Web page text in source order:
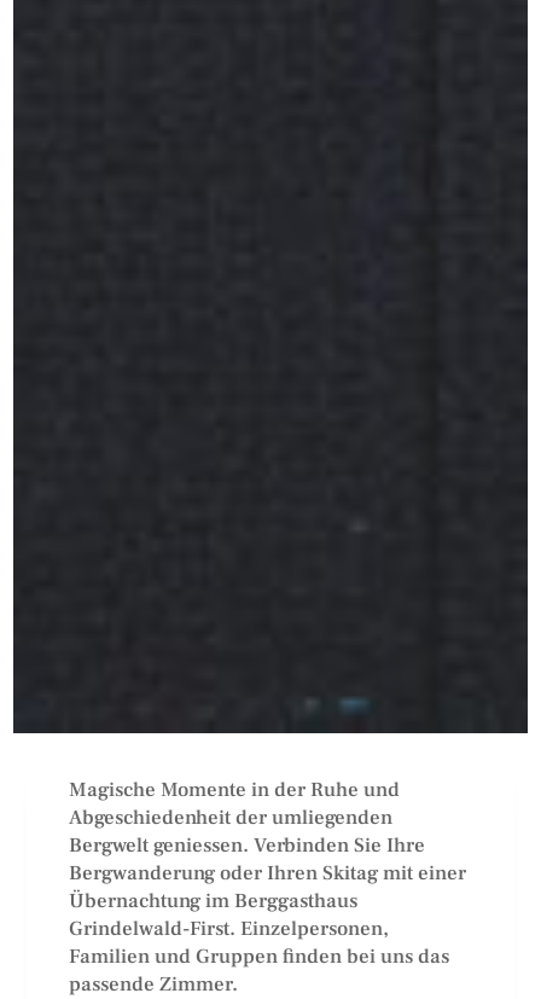
Magische Momente in der Ruhe und
Abgeschiedenheit der umliegenden
Bergwelt geniessen. Verbinden Sie Ihre
Bergwanderung oder Ihren Skitag mit einer
Übernachtung im Berggasthaus
Grindelwald-First. Einzelpersonen,
Familien und Gruppen finden bei uns das
passende Zimmer.